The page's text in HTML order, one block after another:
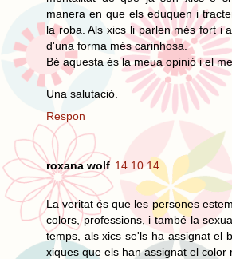
manera en que els eduquen i
la roba. Als xics li parlen més fort i
d'una forma més carinhosa.
Bé aquesta és la meua opinió i el
Una salutació.
Respon
roxana wolf 14.10.14
La veritat és que les persones
colors, professions, i també la
temps, als xics se'ls ha assignat el
xiques que els han assignat el color